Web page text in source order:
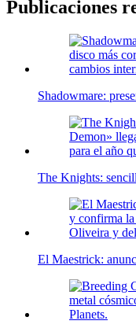
Publicaciones
Shadowmare:
The Knights:
El Maestrick: